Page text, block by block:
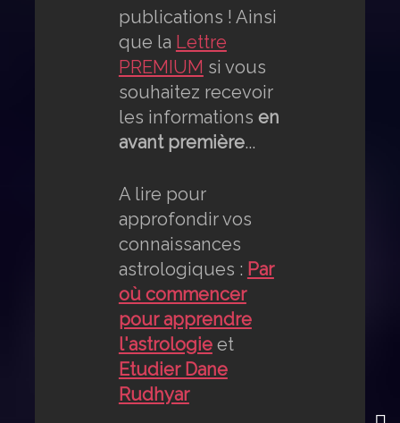
publications ! Ainsi
que la Lettre
PREMIUM si vous
souhaitez recevoir
les informations en
avant première...
A lire pour
approfondir vos
connaissances
astrologiques : Par
où commencer
pour apprendre
l'astrologieet
Etudier Dane
Rudhyar